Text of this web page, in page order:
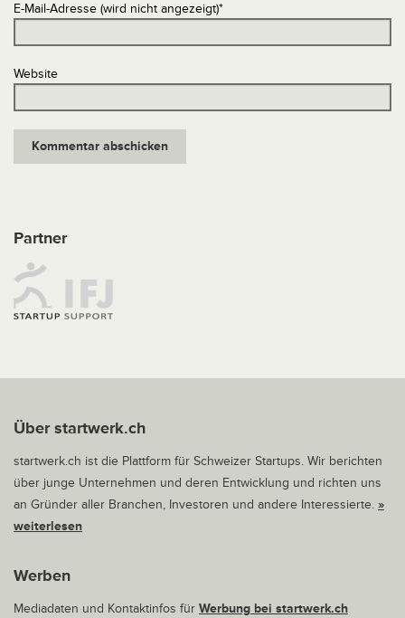
E-Mail-Adresse (wird nicht angezeigt)*
Website
Partner
Über startwerk.ch
startwerk.ch ist die Plattform für Schweizer Startups. Wir berichten
über junge Unternehmen und deren Entwicklung und richten uns
an Gründer aller Branchen, Investoren und andere Interessierte. »
weiterlesen
Werben
Mediadaten und Kontaktinfos für Werbung bei startwerk.ch